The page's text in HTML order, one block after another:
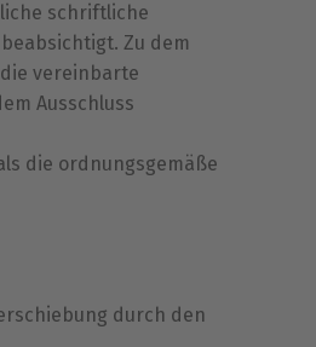
schriftliche
Zu dem
vereinbarte
Ausschluss
die ordnungsgemäße
durch den